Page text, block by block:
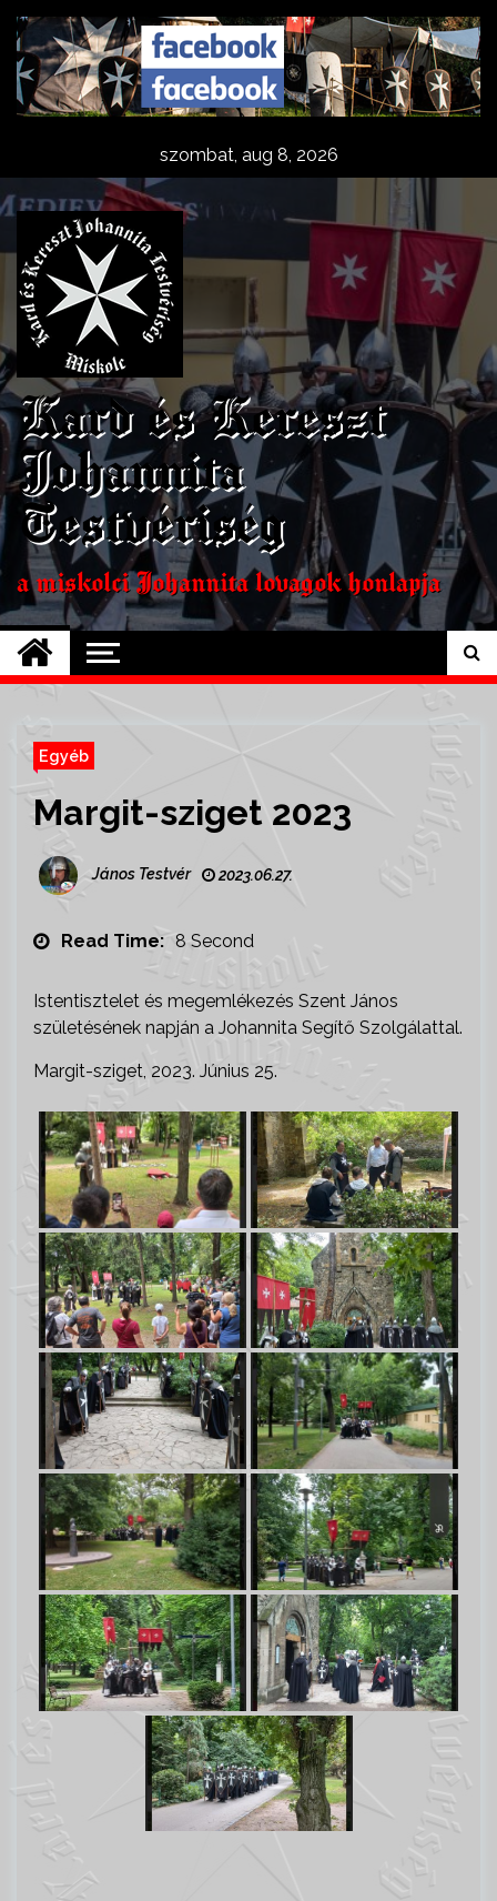
Skip
content
szombat, aug 8, 2026
Kard és Kereszt
Johannita
Testvériség
a miskolci Johannita lovagok honlapja
Egyéb
Margit-sziget 2023
János Testvér 2023.06.27.
Read Time: 8 Second
Istentisztelet és megemlékezés Szent János
születésének napján a Johannita Segítő Szolgálattal.
Margit-sziget, 2023. Június 25.